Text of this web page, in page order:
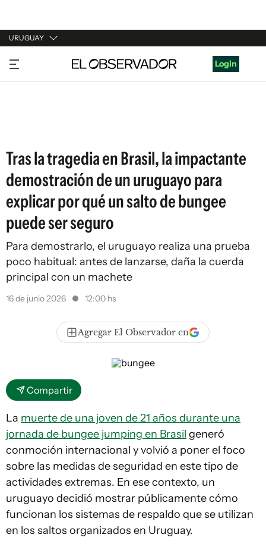
URUGUAY
URUGUAY
ARGENTINA
Login
Tras la tragedia en Brasil, la impactante
demostración de un uruguayo para
explicar por qué un salto de bungee
puede ser seguro
Para demostrarlo, el uruguayo realiza una prueba
poco habitual: antes de lanzarse, daña la cuerda
principal con un machete
16 de junio 2026 12:00 hs
Agregar El Observador en
Compartir
La muerte de una joven de 21 años durante una
jornada de bungee jumping en Brasil generó
conmoción internacional y volvió a poner el foco
sobre las medidas de seguridad en este tipo de
actividades extremas. En ese contexto, un
uruguayo decidió mostrar públicamente cómo
funcionan los sistemas de respaldo que se utilizan
en los saltos organizados en Uruguay.